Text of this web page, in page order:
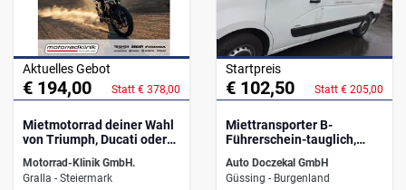
Aktuelles Gebot
€ 194,00 Statt € 378,00
Mietmotorrad deiner Wahl
von Triumph, Ducati oder
Motorrad-Klinik GmbH.
Gralla - Steiermark
Startpreis
€ 102,50 Statt € 205,00
Miettransporter B-
Führerschein-tauglich,
Auto Doczekal GmbH
Güssing - Burgenland